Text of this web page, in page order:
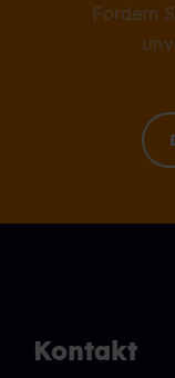
Fordern
Kontakt